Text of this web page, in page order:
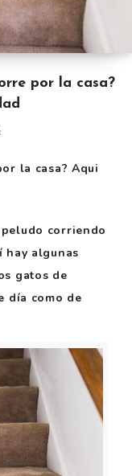
por la casa?
la casa? Aqui
corriendo
hay algunas
gatos de
día como de